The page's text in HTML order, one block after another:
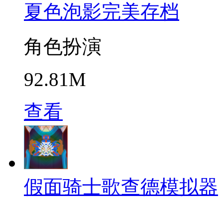
夏色泡影完美存档
角色扮演
92.81M
查看
假面骑士歌查德模拟器